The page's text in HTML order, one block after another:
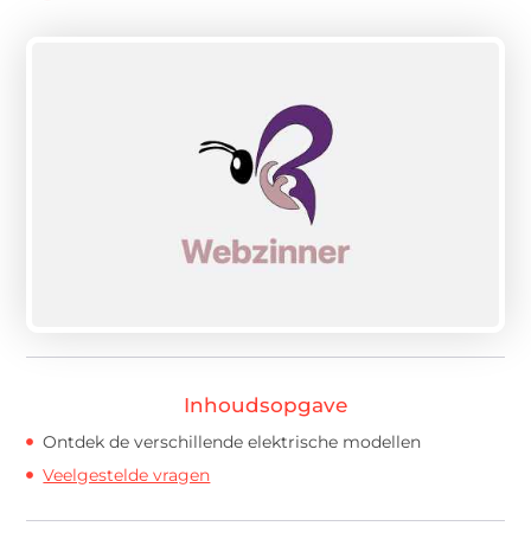
Inhoudsopgave
Ontdek de verschillende elektrische modellen
Veelgestelde vragen